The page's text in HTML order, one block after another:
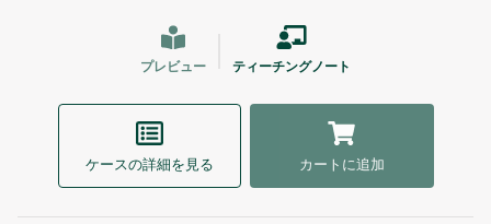
プレビュー ティーチングノート
ケースの詳細を見る カートに追加